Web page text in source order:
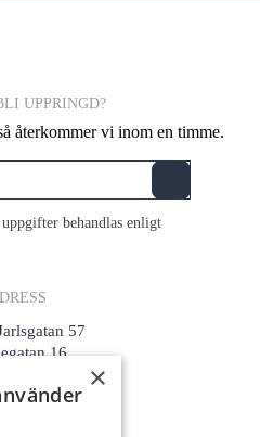
UPPRINGD?
återkommer vi inom en timme.
behandlas enligt
57
16
×